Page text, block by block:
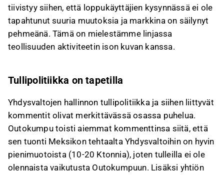
tiivistyy siihen, että loppukäyttäjien kysynnässä ei ole
tapahtunut suuria muutoksia ja markkina on säilynyt
pehmeänä. Tämä on mielestämme linjassa
teollisuuden aktiviteetin ison kuvan kanssa.
Tullipolitiikka on tapetilla
Yhdysvaltojen hallinnon tullipolitiikka ja siihen liittyvät
kommentit olivat merkittävässä osassa puhelua.
Outokumpu toisti aiemmat kommenttinsa siitä, että
sen tuonti Meksikon tehtaalta Yhdysvaltoihin on hyvin
pienimuotoista (10-20 Ktonnia), joten tulleilla ei ole
olennaista vaikutusta Outokumpuun. Lisäksi yhtiön